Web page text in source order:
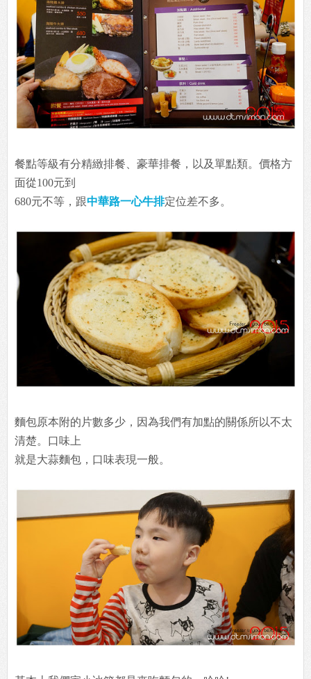
餐點等級有分精緻排餐、豪華排餐，以及單點類。價格方
面從100元到
680元不等，跟中華路一心牛排定位差不多。
麵包原本附的片數多少，因為我們有加點的關係所以不太
清楚。口味上
就是大蒜麵包，口味表現一般。